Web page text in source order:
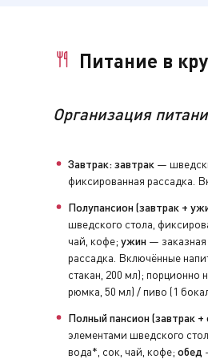
закрыть бортовой счёт и сдать
Питание в
Организация
Завтрак: завтрак —
фиксированная рассадка.
Полупансион (завтрак +
шведского стола,
чай, кофе; ужин —
рассадка. Включённые
стакан, 200 мл); порционно
рюмка, 50 мл) / пиво (1
Полный пансион (завтрак
элементами шведского
вода*, сок, чай, кофе; обед